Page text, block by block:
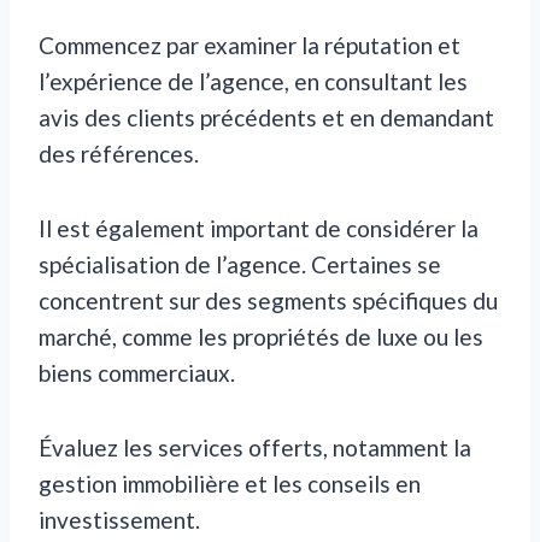
Commencez par examiner la réputation et
l’expérience de l’agence, en consultant les
avis des clients précédents et en demandant
des références.
Il est également important de considérer la
spécialisation de l’agence. Certaines se
concentrent sur des segments spécifiques du
marché, comme les propriétés de luxe ou les
biens commerciaux.
Évaluez les services offerts, notamment la
gestion immobilière et les conseils en
investissement.